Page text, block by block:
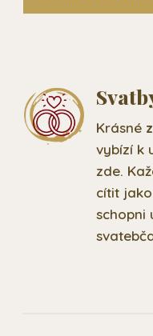
Krásné
vybízí k
zde.
cítit jako
schopni